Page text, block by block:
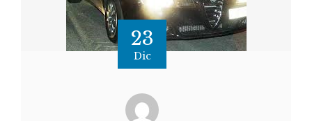
23
Dic